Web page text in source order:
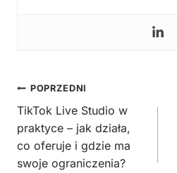
Nawigacja
wpisu
POPRZEDNI
TikTok Live Studio w
praktyce – jak działa,
co oferuje i gdzie ma
swoje ograniczenia?